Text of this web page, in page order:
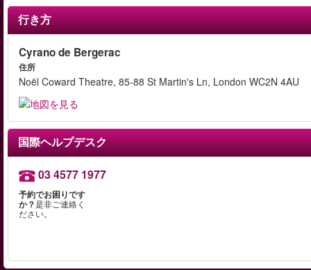
行き方
Cyrano de Bergerac
住所
Noël Coward Theatre, 85-88 St Martin's Ln, London WC2N 4AU
国際ヘルプデスク
03 4577 1977
予約でお困りです
か？是非ご連絡く
ださい。